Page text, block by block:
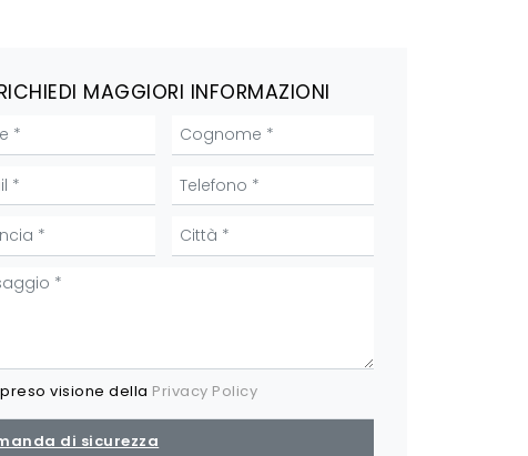
MAGGIORI INFORMAZIONI
visione della Privacy Policy
di sicurezza